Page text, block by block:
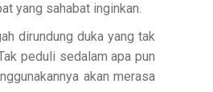
yang sahabat inginkan.
dirundung duka yang tak
peduli sedalam apa pun
akan merasa